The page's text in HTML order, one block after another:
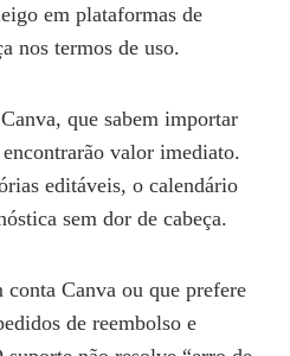
em plataformas de
nos termos de uso.
que sabem importar
valor imediato.
editáveis, o calendário
sem dor de cabeça.
Canva ou que prefere
de reembolso e